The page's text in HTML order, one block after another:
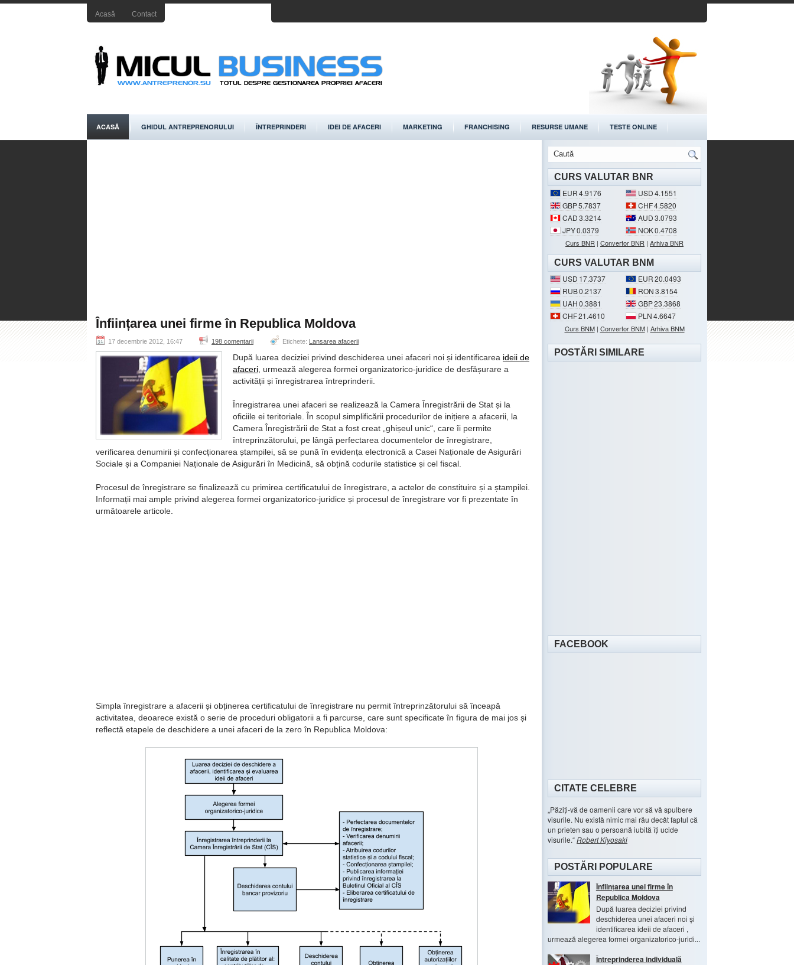
Acasă Contact
ACASĂ GHIDUL ANTREPRENORULUI ÎNTREPRINDERI IDEI DE AFACERI MARKETING FRANCHISING RESURSE UMANE TESTE ONLINE
Înființarea unei firme în Republica Moldova
17 decembrie 2012, 16:47 198 comentarii Etichete: Lansarea afacerii
După luarea deciziei privind deschiderea unei afaceri noi și identificarea ideii de
afaceri , urmează alegerea formei organizatorico-juridice de desfășurare a
activității și înregistrarea întreprinderii.
Înregistrarea unei afaceri se realizează la Camera Înregistrării de Stat și la
oficiile ei teritoriale. În scopul simplificării procedurilor de inițiere a afacerii, la
Camera Înregistrării de Stat a fost creat ghișeul unic
, care îi permite
întreprinzătorului, pe lângă perfectarea documentelor de înregistrare,
verificarea denumirii și confecționarea ștampilei, să se pună în evidența electronică a Casei Naționale de Asigurări
Sociale și a Companiei Naționale de Asigurări în Medicină, să obțină codurile statistice și cel fiscal.
Procesul de înregistrare se finalizează cu primirea certificatului de înregistrare, a actelor de constituire și a ștampilei.
Informații mai ample privind alegerea formei organizatorico-juridice și procesul de înregistrare vor fi prezentate în
următoarele articole.
Simpla înregistrare a afacerii și obținerea certificatului de înregistrare nu permit întreprinzătorului să înceapă
activitatea, deoarece există o serie de proceduri obligatorii a fi parcurse, care sunt specificate în figura de mai jos și
reflectă etapele de deschidere a unei afaceri de la zero în Republica Moldova:
CURS VALUTAR BNR
EUR4.9176 USD4.1551
GBP5.7837 CHF4.5820
CAD3.3214 AUD3.0793
JPY0.0379 NOK0.4708
Curs BNR | Convertor BNR | Arhiva BNR
CURS VALUTAR BNM
USD 17.3737 EUR20.0493
RUB0.2137 RON3.8154
UAH0.3881 GBP23.3868
CHF21.4610 PLN4.6647
Curs BNM| Convertor BNM| Arhiva BNM
POSTĂRI SIMILARE
FACEBOOK
CITATE CELEBRE
Păziți-vă de oamenii care vor să vă spulbere
visurile. Nu există nimic mai rău decât faptul că
un prieten sau o persoană iubită îți ucide
visurile. Robert Kiyosaki
POSTĂRI POPULARE
Înființarea unei firme în
Republica Moldova
După luarea deciziei privind
deschiderea unei afaceri noi și
identificarea ideii de afaceri ,
urmează alegerea formei organizatorico-juridi...
Întreprinderea individuală